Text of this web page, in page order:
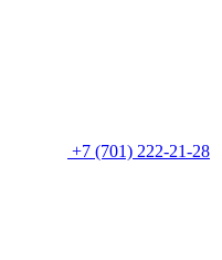
+7 (701) 222-21-28